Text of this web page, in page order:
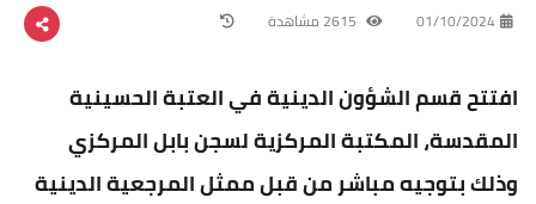
01/10/2024
افتتح قسم الشؤون الدينية في العتبة الحسينية
المقدسة، المكتبة المركزية لسجن بابل المركزي
وذلك بتوجيه مباشر من قبل ممثل المرجعية الدينية